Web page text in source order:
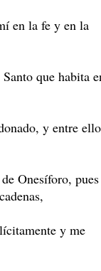
en la fe y en la
que habita
y entre
Onesíforo, pues
y me